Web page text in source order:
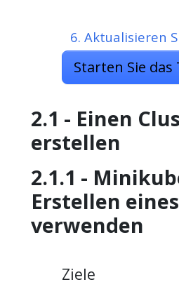
6. Aktualisieren
Starten Sie
2.1 - Einen
erstellen
2.1.1 -
Erstellen
verwenden
Ziele